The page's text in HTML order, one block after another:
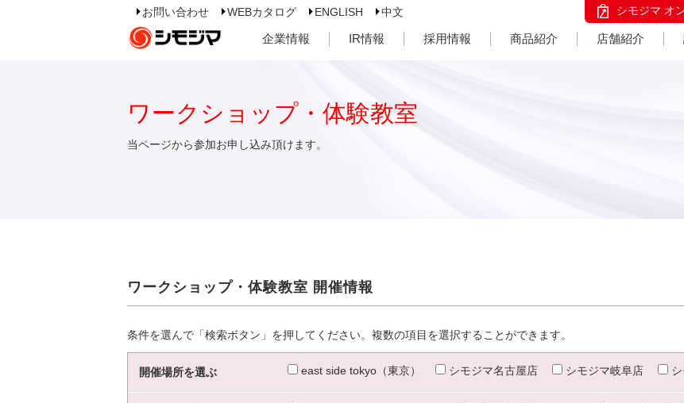
お問い合わせ WEBカタログ ENGLISH 中文 シモジマ オ
企業情報 IR情報 採用情報 商品紹介 店舗紹介
ワークショップ・体験教室
当ページから参加お申し込み頂けます。
ワークショップ・体験教室 開催情報
条件を選んで「検索ボタン」を押してください。複数の項目を選択することができます。
開催場所を選ぶ east side tokyo（東京） シモジマ名古屋店 シモジマ岐阜店